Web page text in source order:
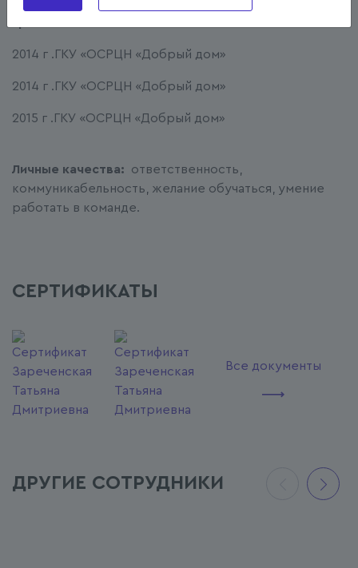
2014 г .ГКУ «ОСРЦН «Добрый дом»
2014 г .ГКУ «ОСРЦН «Добрый дом»
2015 г .ГКУ «ОСРЦН «Добрый дом»
Личные качества: ответственность,
коммуникабельность, желание обучаться, умение
работать в команде.
СЕРТИФИКАТЫ
Все документы
ДРУГИЕ СОТРУДНИКИ